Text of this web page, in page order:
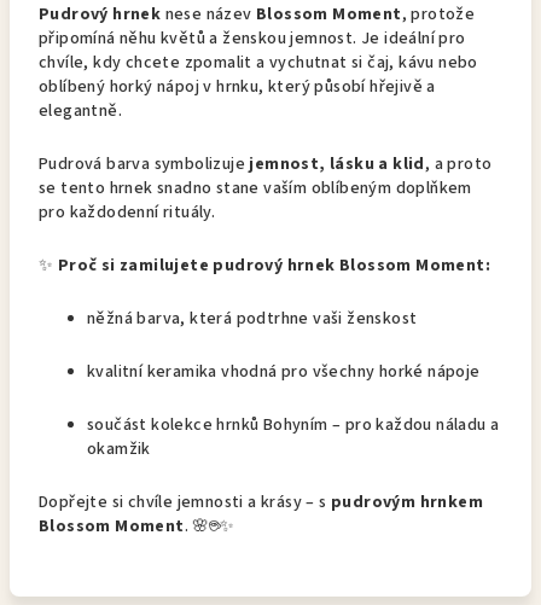
Pudrový hrnek nese název Blossom Moment, protože
připomíná něhu květů a ženskou jemnost. Je ideální pro
chvíle, kdy chcete zpomalit a vychutnat si čaj, kávu nebo
oblíbený horký nápoj v hrnku, který působí hřejivě a
elegantně.
Pudrová barva symbolizuje jemnost, lásku a klid, a proto
se tento hrnek snadno stane vaším oblíbeným doplňkem
pro každodenní rituály.
✨ Proč si zamilujete pudrový hrnek Blossom Moment:
něžná barva, která podtrhne vaši ženskost
kvalitní keramika vhodná pro všechny horké nápoje
součást kolekce hrnků Bohyním – pro každou náladu a
okamžik
Dopřejte si chvíle jemnosti a krásy – s pudrovým hrnkem
Blossom Moment. 🌸☕✨